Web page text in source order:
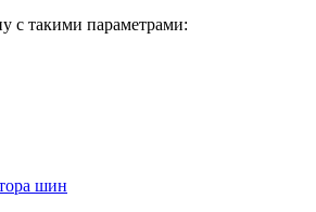
с такими параметрами:
шин